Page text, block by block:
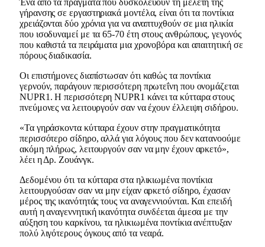
γήρανσης σε εργαστηριακά μοντέλα, είναι ότι τα ποντίκια
χρειάζονται δύο χρόνια για να αναπτυχθούν σε μια ηλικία
που ισοδυναμεί με τα 65-70 έτη στους ανθρώπους, γεγονός
που καθιστά τα πειράματα μια χρονοβόρα και απαιτητική σε
πόρους διαδικασία.
Οι επιστήμονες διαπίστωσαν ότι καθώς τα ποντίκια
γερνούν, παράγουν περισσότερη πρωτεΐνη που ονομάζεται
NUPR1. Η περισσότερη NUPR1 κάνει τα κύτταρα στους
πνεύμονες να λειτουργούν σαν να έχουν έλλειψη σιδήρου.
«Τα γηράσκοντα κύτταρα έχουν στην πραγματικότητα
περισσότερο σίδηρο, αλλά για λόγους που δεν κατανοούμε
ακόμη πλήρως, λειτουργούν σαν να μην έχουν αρκετό»,
λέει η Δρ. Ζουάνγκ.
Δεδομένου ότι τα κύτταρα στα ηλικιωμένα ποντίκια
λειτουργούσαν σαν να μην είχαν αρκετό σίδηρο, έχασαν
μέρος της ικανότητάς τους να αναγεννιούνται. Και επειδή
αυτή η αναγεννητική ικανότητα συνδέεται άμεσα με την
αύξηση του καρκίνου, τα ηλικιωμένα ποντίκια ανέπτυξαν
πολύ λιγότερους όγκους από τα νεαρά.